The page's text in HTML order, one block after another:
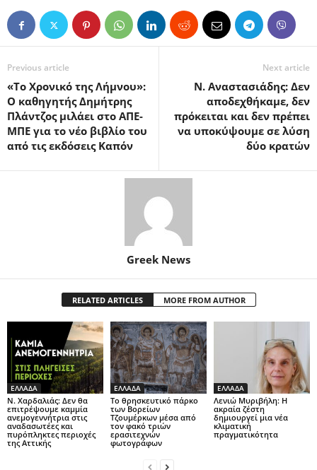
Previous article
«Το Χρονικό της Λήμνου»:
Ο καθηγητής Δημήτρης
Πλάντζος μιλάει στο ΑΠΕ-
ΜΠΕ για το νέο βιβλίο του
από τις εκδόσεις Καπόν
Next article
Ν. Αναστασιάδης: Δεν
αποδεχθήκαμε, δεν
πρόκειται και δεν πρέπει
να υποκύψουμε σε λύση
δύο κρατών
Greek News
RELATED ARTICLES MORE FROM AUTHOR
ΕΛΛΑΔΑ
Ν. Χαρδαλιάς: Δεν θα
επιτρέψουμε καμμία
ανεμογεννήτρια στις
αναδασωτέες και
πυρόπληκτες περιοχές
της Αττικής
ΕΛΛΑΔΑ
Το θρησκευτικό πάρκο
των Βορείων
Τζουμέρκων μέσα από
τον φακό τριών
ερασιτεχνών
φωτογράφων
ΕΛΛΑΔΑ
Λενιώ Μυριβήλη: Η
ακραία ζέστη
δημιουργεί μια νέα
κλιματική
πραγματικότητα